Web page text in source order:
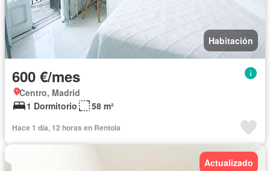
Habitación
600 €/mes
Centro, Madrid
1 Dormitorio
58 m²
Hace 1 día, 12 horas en Rentola
Actualizado